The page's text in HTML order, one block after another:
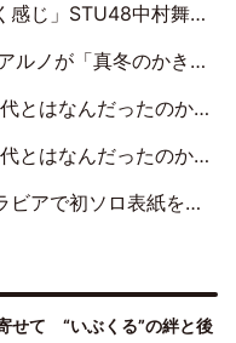
村舞、新しい挑戦は自らの手で
の裏にあるのは、逆境をともに“凌”ぐ似た者同士の絆
のキョンシーメイクをしたら、場を完全に引かせてしまって。時代が変わったんだなって」
』って言ったら、夢眠ねむさんに『てめえはでんぱ組．incなんだよ！』って肩パンされて(笑)」
を志したきっかけなどを語った必読のインタビューを掲載
せて “いぶくる”の絆と後